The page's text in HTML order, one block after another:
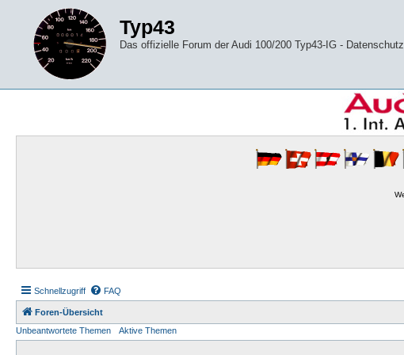
Typ43
Das offizielle Forum der Audi 100/200 Typ43-IG -
Schnellzugriff FAQ
Foren-Übersicht
Unbeantwortete Themen
Aktive Themen